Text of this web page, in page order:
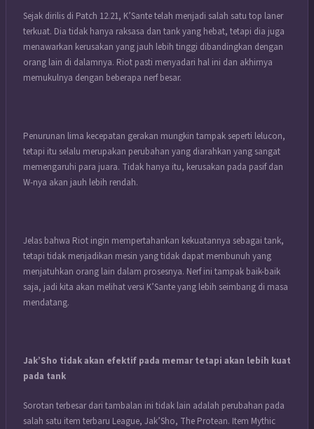
Sejak dirilis di Patch 12.21, K’Sante telah menjadi salah satu top laner
terkuat. Dia tidak hanya raksasa dan tank yang hebat, tetapi dia juga
menawarkan kerusakan yang jauh lebih tinggi dibandingkan dengan
orang lain di dalamnya. Riot pasti menyadari hal ini dan akhirnya
memukulnya dengan beberapa nerf besar.
Penurunan lima kecepatan gerakan mungkin tampak seperti lelucon,
tetapi itu selalu merupakan perubahan yang diarahkan yang sangat
memengaruhi para juara. Tidak hanya itu, kerusakan pada pasif dan
W-nya akan jauh lebih rendah.
Jelas bahwa Riot ingin mempertahankan kekuatannya sebagai tank,
tetapi tidak menjadikan mesin yang tidak dapat membunuh yang
menjatuhkan orang lain dalam prosesnya. Nerf ini tampak baik-baik
saja, jadi kita akan melihat versi K’Sante yang lebih seimbang di masa
mendatang.
Jak’Sho tidak akan efektif pada memar tetapi akan lebih kuat
pada tank
Sorotan terbesar dari tambalan ini tidak lain adalah perubahan pada
salah satu item terbaru League, Jak’Sho, The Protean. Item Mythic